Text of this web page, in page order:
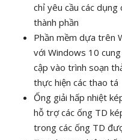
chỉ yêu cầu các
thành phần
Phần mềm dựa trên
với Windows 10
cập vào trình soạn
thực hiện các thao tá
Ống giải hấp nhiệt
hỗ trợ các ống TD
trong các ống TD